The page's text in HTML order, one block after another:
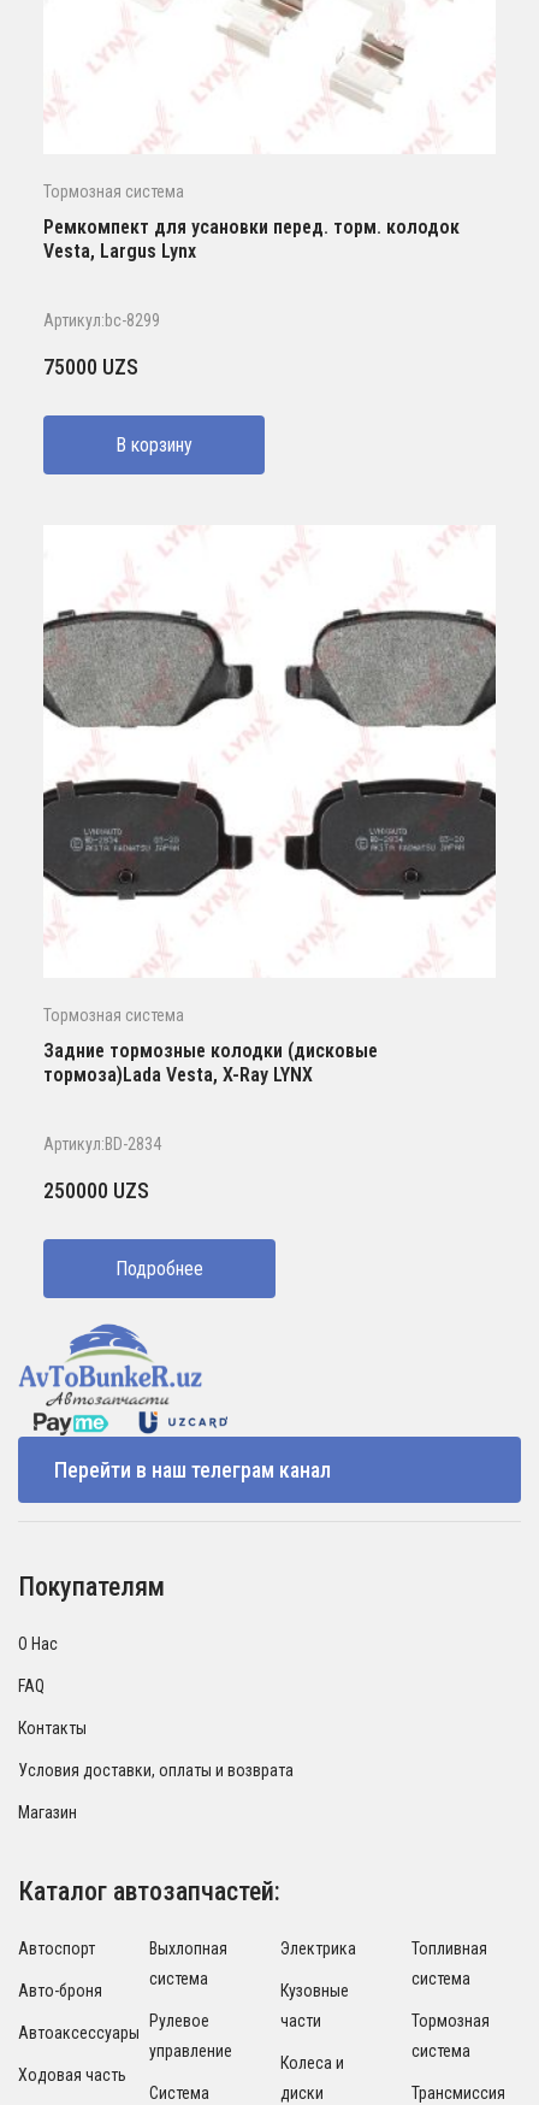
Тормозная система
Ремкомпект для усановки перед. торм. колодок
Vesta, Largus Lynx
Артикул:bc-8299
75000 UZS
В корзину
Тормозная система
Задние тормозные колодки (дисковые
тормоза)Lada Vesta, X-Ray LYNX
Артикул:BD-2834
250000 UZS
Подробнее
Перейти в наш телеграм канал
Покупателям
О Нас
FAQ
Контакты
Условия доставки, оплаты и возврата
Магазин
Каталог автозапчастей:
Автоспорт
Авто-броня
Автоаксессуары
Ходовая часть
Выхлопная
система
Рулевое
управление
Система
Электрика
Кузовные
части
Колеса и
диски
Топливная
система
Тормозная
система
Трансмиссия